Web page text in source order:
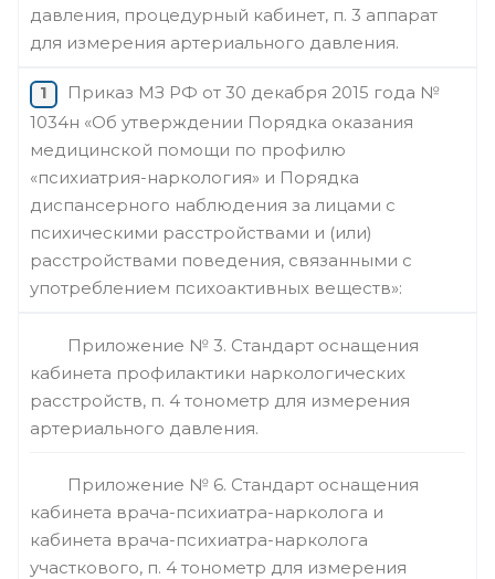
давления, процедурный кабинет, п. 3 аппарат
для измерения артериального давления.
Приказ МЗ РФ от 30 декабря 2015 года №
1034н «Об утверждении Порядка оказания
медицинской помощи по профилю
«психиатрия-наркология» и Порядка
диспансерного наблюдения за лицами с
психическими расстройствами и (или)
расстройствами поведения, связанными с
употреблением психоактивных веществ»:
Приложение № 3. Стандарт оснащения
кабинета профилактики наркологических
расстройств, п. 4 тонометр для измерения
артериального давления.
Приложение № 6. Стандарт оснащения
кабинета врача-психиатра-нарколога и
кабинета врача-психиатра-нарколога
участкового, п. 4 тонометр для измерения